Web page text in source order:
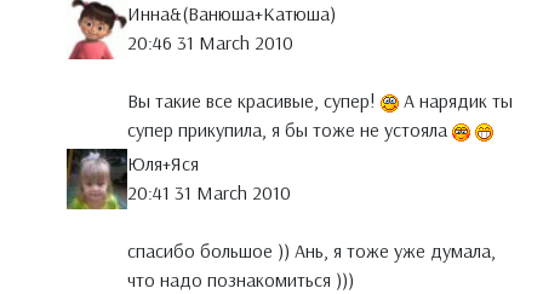
Инна&(Ванюша+Катюша)
20:46 31 March 2010
Вы такие все красивые, супер!
А нарядик ты
супер прикупила, я бы тоже не устояла
Юля+Яся
20:41 31 March 2010
спасибо большое )) Ань, я тоже уже думала,
что надо познакомиться )))